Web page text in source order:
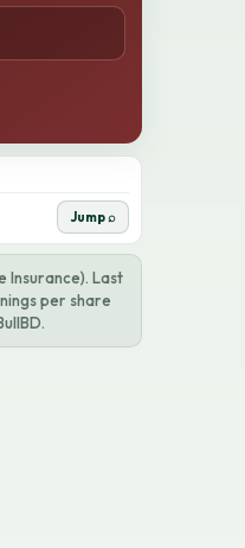
Jump ⌕
Insurance). Last
per share